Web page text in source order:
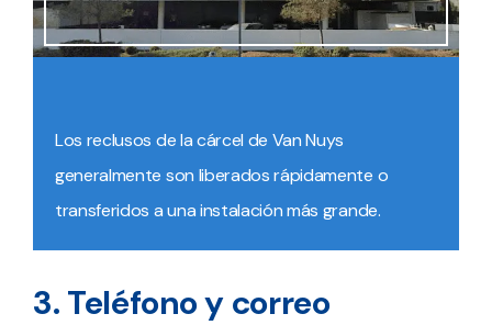
Los reclusos de la cárcel de Van Nuys
generalmente son liberados rápidamente o
transferidos a una instalación más grande.
3. Teléfono y correo